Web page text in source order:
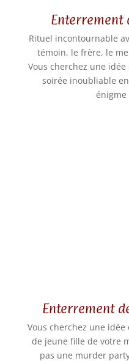
Enterrement
Rituel incontournable
témoin, le frère, le
Vous cherchez une
soirée inoubliable
énigme
Enterrement
Vous cherchez une
de jeune fille de votre
pas une murder